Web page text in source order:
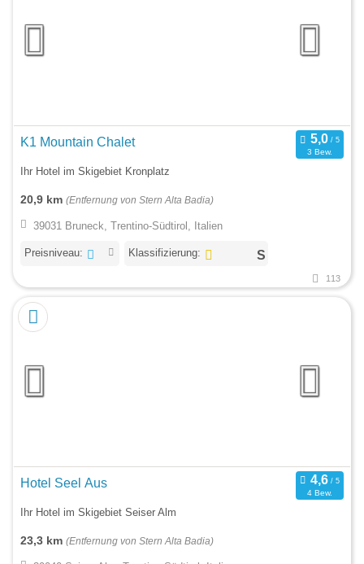
K1 Mountain Chalet
3 Bew.
Ihr Hotel im Skigebiet Kronplatz
20,9 km (Entfernung von Stern Alta Badia)
39031 Bruneck, Trentino-Südtirol, Italien
Preisniveau: Klassifizierung:
113
Hotel Seel Aus
4 Bew.
Ihr Hotel im Skigebiet Seiser Alm
23,3 km (Entfernung von Stern Alta Badia)